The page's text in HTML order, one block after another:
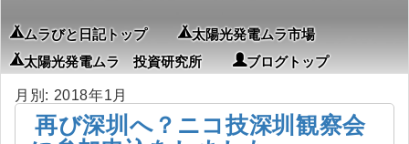
ムラびと日記トップ
太陽光発電ムラ市場
太陽光発電ムラ 投資研究所
ブログトップ
月別: 2018年1月
再び深圳へ？ニコ技深圳観察会